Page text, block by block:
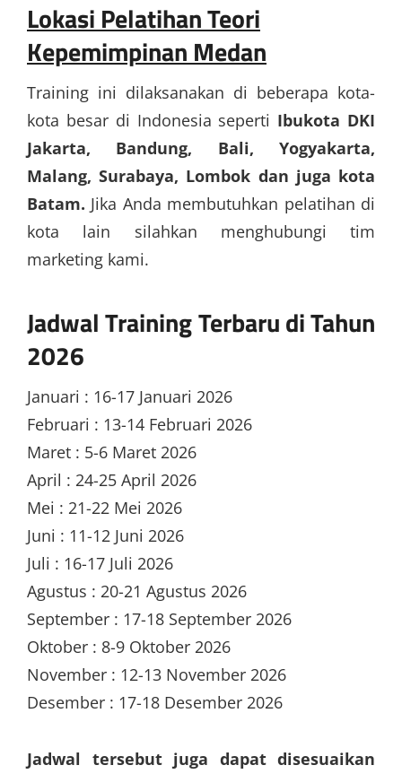
Lokasi Pelatihan Teori
Kepemimpinan Medan
Training ini dilaksanakan di beberapa kota-
kota besar di Indonesia seperti Ibukota DKI
Jakarta, Bandung, Bali, Yogyakarta,
Malang, Surabaya, Lombok dan juga kota
Batam. Jika Anda membutuhkan pelatihan di
kota lain silahkan menghubungi tim
marketing kami.
Jadwal Training Terbaru di Tahun
2026
Januari : 16-17 Januari 2026
Februari : 13-14 Februari 2026
Maret : 5-6 Maret 2026
April : 24-25 April 2026
Mei : 21-22 Mei 2026
Juni : 11-12 Juni 2026
Juli : 16-17 Juli 2026
Agustus : 20-21 Agustus 2026
September : 17-18 September 2026
Oktober : 8-9 Oktober 2026
November : 12-13 November 2026
Desember : 17-18 Desember 2026
Jadwal tersebut juga dapat disesuaikan